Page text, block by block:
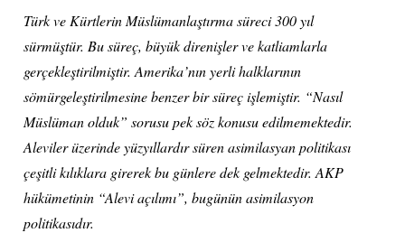
Türk ve Kürtlerin Müslümanlaştırma süreci 300 yıl
sürmüştür. Bu süreç, büyük direnişler ve katliamlarla
gerçekleştirilmiştir. Amerika’nın yerli halklarının
sömürgeleştirilmesine benzer bir süreç işlemiştir. “Nasıl
Müslüman olduk” sorusu pek söz konusu edilmemektedir.
Aleviler üzerinde yüzyıllardır süren asimilasyan politikası
çeşitli kılıklara girerek bu günlere dek gelmektedir. AKP
hükümetinin “Alevi açılımı”, bugünün asimilasyon
politikasıdır.